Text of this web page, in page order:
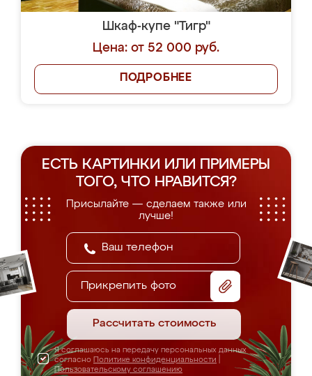
Шкаф-купе "Тигр"
Цена: от 52 000 руб.
ПОДРОБНЕЕ
ЕСТЬ КАРТИНКИ ИЛИ ПРИМЕРЫ
ТОГО, ЧТО НРАВИТСЯ?
Присылайте — сделаем также или
лучше!
Прикрепить фото
Рассчитать стоимость
Я соглашаюсь на передачу персональных данных
согласно Политике конфиденциальности
Пользовательскому соглашению